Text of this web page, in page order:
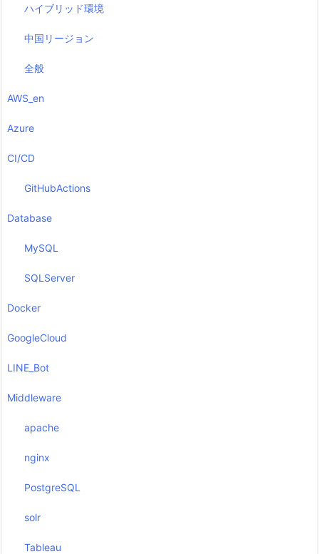
ハイブリッド環境
中国リージョン
全般
AWS_en
Azure
CI/CD
GitHubActions
Database
MySQL
SQLServer
Docker
GoogleCloud
LINE_Bot
Middleware
apache
nginx
PostgreSQL
solr
Tableau